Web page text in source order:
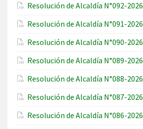
Resolución de Alcaldía N°092-2026
Resolución de Alcaldía N°091-2026
Resolución de Alcaldía N°090-2026
Resolución de Alcaldía N°089-2026
Resolución de Alcaldía N°088-2026
Resolución de Alcaldía N°087-2026
Resolución de Alcaldía N°086-2026